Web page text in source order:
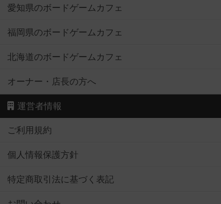
愛知県のボードゲームカフェ
福岡県のボードゲームカフェ
北海道のボードゲームカフェ
オーナー・店長の方へ
運営者情報
ご利用規約
個人情報保護方針
特定商取引法に基づく表記